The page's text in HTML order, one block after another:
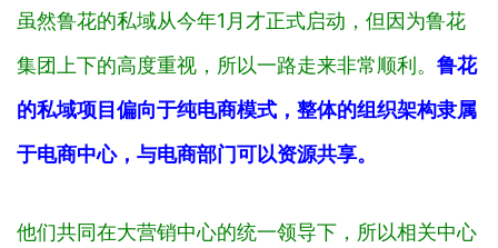
虽然鲁花的私域从今年1月才正式启动，但因为鲁花
集团上下的高度重视，所以一路走来非常顺利。 鲁花
的私域项目偏向于纯电商模式，整体的组织架构隶属
于电商中心，与电商部门可以资源共享。
他们共同在大营销中心的统一领导下，所以相关中心